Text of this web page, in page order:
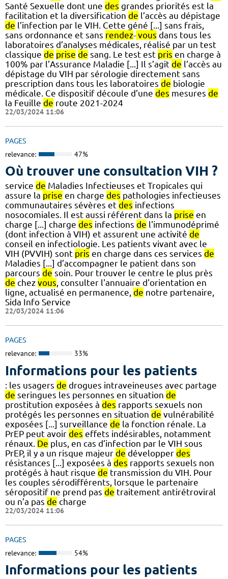
Santé Sexuelle dont une des grandes priorités est la
facilitation et la diversification de l’accès au dépistage
de l’infection par le VIH. Cette géné [...] sans frais,
sans ordonnance et sans rendez- vous dans tous les
laboratoires d’analyses médicales, réalisé par un test
classique de prise de sang. Le test est pris en charge à
100% par l’Assurance Maladie [...] Il s’agit de l’accès au
dépistage du VIH par sérologie directement sans
prescription dans tous les laboratoires de biologie
médicale. Ce dispositif découle d’une des mesures de
la Feuille de route 2021-2024
22/03/2024 11:06
PAGES
relevance: 47%
Où trouver une consultation VIH ?
service de Maladies Infectieuses et Tropicales qui
assure la prise en charge des pathologies infectieuses
communautaires sévères et des infections
nosocomiales. Il est aussi référent dans la prise en
charge [...] charge des infections de l'immunodéprimé
(dont infection à VIH) et assurent une activité de
conseil en infectiologie. Les patients vivant avec le
VIH (PVVIH) sont pris en charge dans ces services de
Maladies [...] d’accompagner le patient dans son
parcours de soin. Pour trouver le centre le plus près
de chez vous, consulter l'annuaire d'orientation en
ligne, actualisé en permanence, de notre partenaire,
Sida Info Service
22/03/2024 11:06
PAGES
relevance: 33%
Informations pour les patients
: les usagers de drogues intraveineuses avec partage
de seringues les personnes en situation de
prostitution exposées à des rapports sexuels non
protégés les personnes en situation de vulnérabilité
exposées [...] surveillance de la fonction rénale. La
PrEP peut avoir des effets indésirables, notamment
rénaux. De plus, en cas d’infection par le VIH sous
PrEP, il y a un risque majeur de développer des
résistances [...] exposées à des rapports sexuels non
protégés à haut risque de transmission du VIH. Pour
les couples sérodifférents, lorsque le partenaire
séropositif ne prend pas de traitement antirétroviral
ou n’a pas de charge
22/03/2024 11:06
PAGES
relevance: 54%
Informations pour les patients